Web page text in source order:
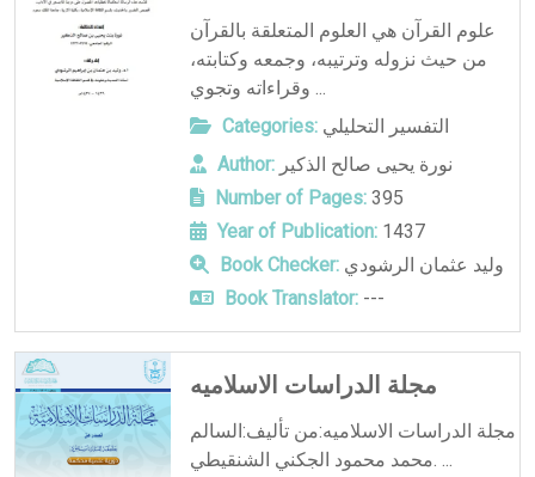
علوم القرآن هي العلوم المتعلقة بالقرآن
من حيث نزوله وترتيبه، وجمعه وكتابته،
وقراءاته وتجوي ...
Categories: التفسير التحليلي
Author: نورة يحيى صالح الذكير
Number of Pages:395
Year of Publication:1437
Book Checker: وليد عثمان الرشودي
Book Translator:---
مجلة الدراسات الاسلاميه
مجلة الدراسات الاسلاميه:من تأليف:السالم
محمد محمود الجكني الشنقيطي. ...